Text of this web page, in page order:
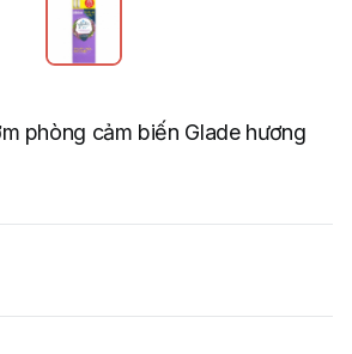
phòng cảm biến Glade hương